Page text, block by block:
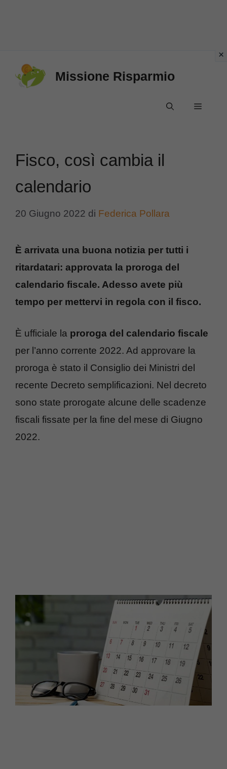
Missione Risparmio
Menu
Fisco, così cambia il
calendario
20 Giugno 2022 di Federica Pollara
È arrivata una buona notizia per tutti i
ritardatari: approvata la proroga del
calendario fiscale. Adesso avete più
tempo per mettervi in regola con il fisco.
È ufficiale la proroga del calendario fiscale
per l’anno corrente 2022. Ad approvare la
proroga è stato il Consiglio dei Ministri del
recente Decreto semplificazioni. Nel decreto
sono state prorogate alcune delle scadenze
fiscali fissate per la fine del mese di Giugno
2022.